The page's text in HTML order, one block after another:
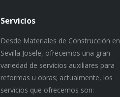
Servicios
Desde Materiales de Construcción en
Sevilla Josele, ofrecemos una gran
variedad de servicios auxiliares para
reformas u obras; actualmente, los
servicios que ofrecemos son: